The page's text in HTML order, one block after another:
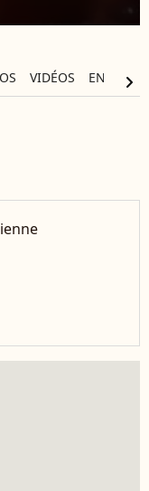
VIDÉOS chevron_right